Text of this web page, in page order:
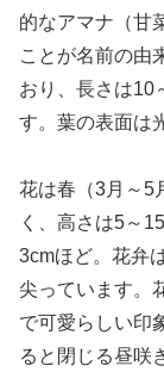
的なアマナ（甘
ことが名前の由
おり、長さは10
す。葉の表面は
花は春（3月～5
く、高さは5～
3cmほど。花弁
尖っています。
で可愛らしい印
ると閉じる昼咲